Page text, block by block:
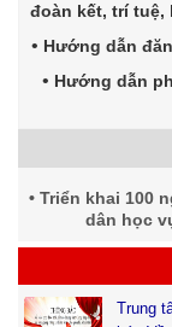
đoàn kết, trí
Hướng dẫn
Hướng dẫn
Triển khai 100
dân học
Trung